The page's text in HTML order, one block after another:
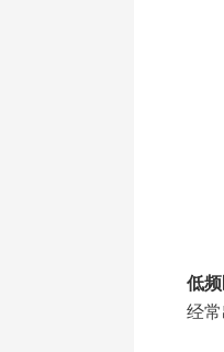
低
经